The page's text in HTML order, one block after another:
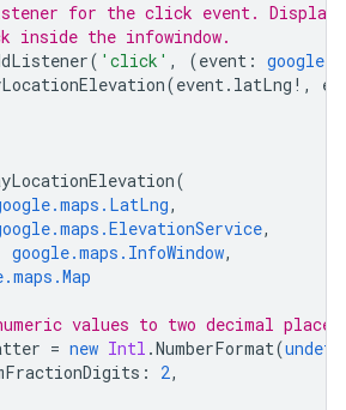
for the click event. Display
the infowindow.
( 'click' , (event :
(event. latLng ! ,
(
,
,
google.maps.InfoWindow,
values to two decimal places
= new Intl .NumberFormat(
: 2,